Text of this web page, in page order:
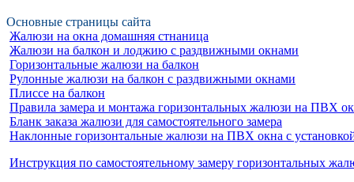
Основные страницы сайта
Жалюзи на окна домашняя стнаница
Жалюзи на балкон и лоджию c раздвижными окнами
Горизонтальные жалюзи на балкон
Рулонные жалюзи на балкон с раздвижными окнами
Плиссе на балкон
Правила замера и монтажа горизонтальных жалюзи на ПВХ
Бланк заказа жалюзи для самостоятельного замера
Наклонные горизонтальные жалюзи на ПВХ окна с
Инструкция по самостоятельному замеру горизонтальных